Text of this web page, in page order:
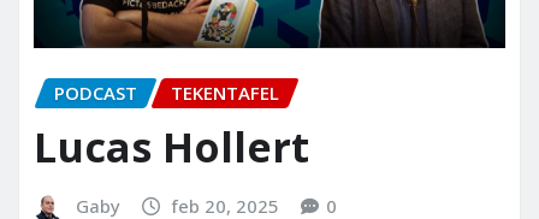
PODCAST TEKENTAFEL
Lucas Hollert
Gaby feb 20, 2025 0